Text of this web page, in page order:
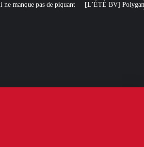
[L’ÉTÉ BV] Polygamie : quand la vérité sort